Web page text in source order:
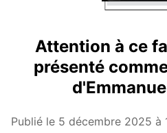
Attention à ce
présenté
Publié le 5 décembre 2025 à